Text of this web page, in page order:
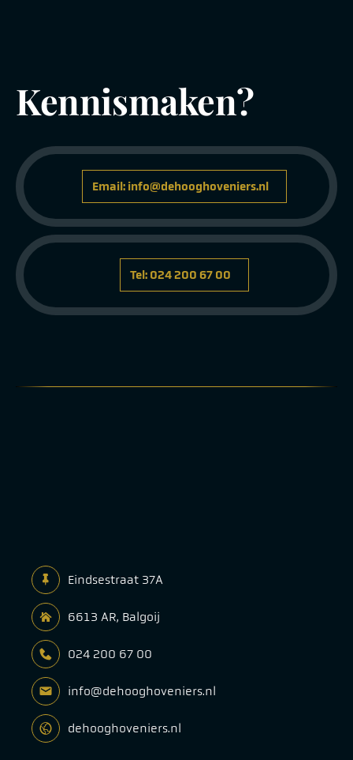
Kennismaken?
Email: info@dehooghoveniers.nl
Tel: 024 200 67 00
Eindsestraat 37A
6613 AR, Balgoij
024 200 67 00
info@dehooghoveniers.nl
dehooghoveniers.nl